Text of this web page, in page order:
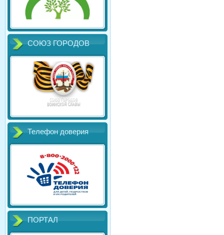
СОЮЗ ГОРОДОВ
Телефон доверия
ПОРТАЛ